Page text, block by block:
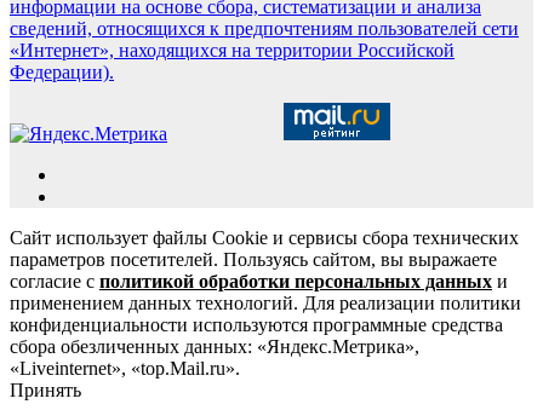
информации на основе сбора, систематизации и анализа
сведений, относящихся к предпочтениям пользователей сети
«Интернет», находящихся на территории Российской
Федерации).
Сайт использует файлы Cookie и сервисы сбора технических
параметров посетителей. Пользуясь сайтом, вы выражаете
согласие с политикой обработки персональных данных и
применением данных технологий. Для реализации политики
конфиденциальности используются программные средства
сбора обезличенных данных: «Яндекс.Метрика»,
«Liveinternet», «top.Mail.ru».
Принять